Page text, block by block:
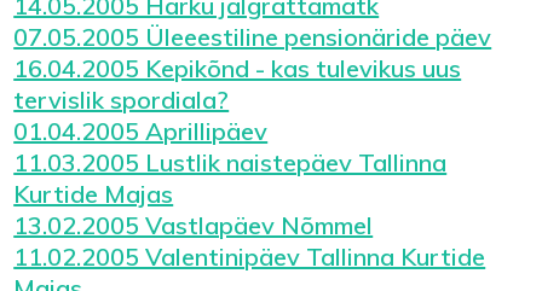
07.05.2005 Üleeestiline pensionäride päev
16.04.2005 Kepikõnd - kas tulevikus uus
tervislik spordiala?
01.04.2005 Aprillipäev
11.03.2005 Lustlik naistepäev Tallinna
Kurtide Majas
13.02.2005 Vastlapäev Nõmmel
11.02.2005 Valentinipäev Tallinna Kurtide